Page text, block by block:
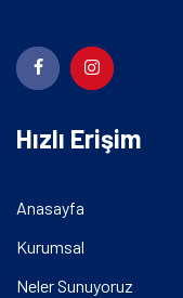
Hızlı Erişim
Anasayfa
Kurumsal
Neler Sunuyoruz